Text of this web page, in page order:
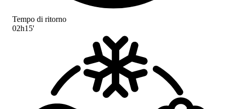
Tempo di ritorno
02h15'